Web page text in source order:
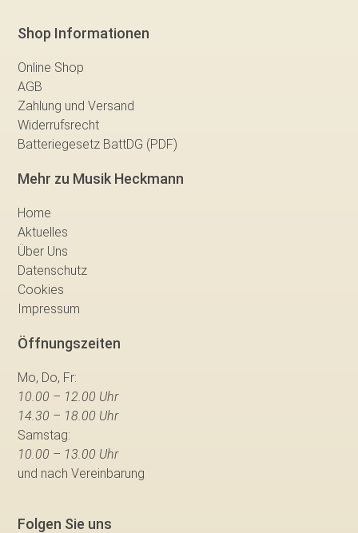
Shop Informationen
Online Shop
AGB
Zahlung und Versand
Widerrufsrecht
Batteriegesetz BattDG (PDF)
Mehr zu Musik Heckmann
Home
Aktuelles
Über Uns
Datenschutz
Cookies
Impressum
Öffnungszeiten
Mo, Do, Fr:
10.00 – 12.00 Uhr
14.30 – 18.00 Uhr
Samstag:
10.00 – 13.00 Uhr
und nach Vereinbarung
Folgen Sie uns